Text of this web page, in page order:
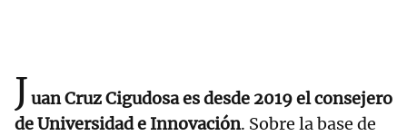
Juan Cruz Cigudosa es desde 2019 el consejero
de Universidad e Innovación. Sobre la base de